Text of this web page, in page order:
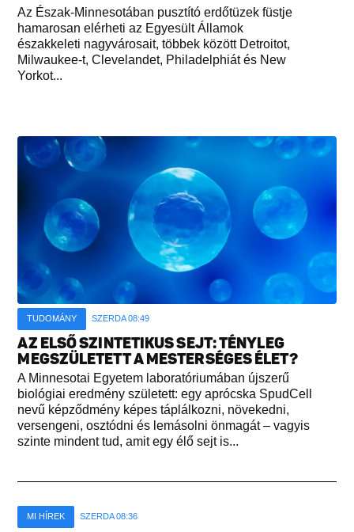
Az Észak-Minnesotában pusztító erdőtüzek füstje
hamarosan elérheti az Egyesült Államok
északkeleti nagyvárosait, többek között Detroitot,
Milwaukee-t, Clevelandet, Philadelphiát és New
Yorkot...
TUDOMÁNY SZERDA 08:49
AZ ELSŐ SZINTETIKUS SEJT: TÉNYLEG
MEGSZÜLETETT A MESTERSÉGES ÉLET?
A Minnesotai Egyetem laboratóriumában újszerű
biológiai eredmény született: egy aprócska SpudCell
nevű képződmény képes táplálkozni, növekedni,
versengeni, osztódni és lemásolni önmagát – vagyis
szinte mindent tud, amit egy élő sejt is...
MI HÍREK SZERDA 08:36